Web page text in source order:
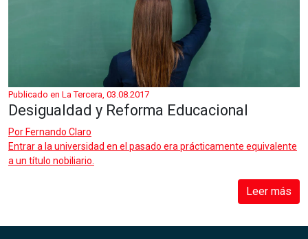
Publicado en La Tercera, 03.08.2017
Desigualdad y Reforma Educacional
Por Fernando Claro
Entrar a la universidad en el pasado era prácticamente equivalente
a un título nobiliario.
Leer más